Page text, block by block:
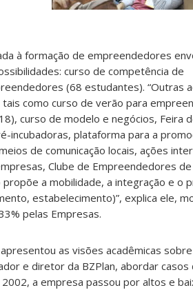
à formação de empreendedores
curso de competência de
(68 estudantes). “Outras
como curso de verão para
curso de modelo e negócios, Feira
incubadoras, plataforma para a
de comunicação locais, ações
Clube de Empreendedores de
a mobilidade, a integração e o
estabelecimento)”, explica ele,
pelas Empresas.
as visões acadêmicas
e diretor da BZPlan, abordar casos
a empresa passou por altos e